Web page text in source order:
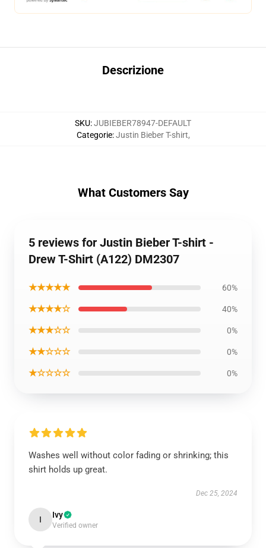
Descrizione
SKU:JUBIEBER78947-DEFAULT
Categorie:Justin Bieber T-shirt,
What Customers Say
5 reviews for Justin Bieber T-shirt -
Drew T-Shirt (A122) DM2307
★★★★★ 60%
★★★★☆ 40%
★★★☆☆ 0%
★★☆☆☆ 0%
★☆☆☆☆ 0%
Washes well without color fading or shrinking; this
shirt holds up great.
Dec 25, 2024
I Ivy
Verified owner